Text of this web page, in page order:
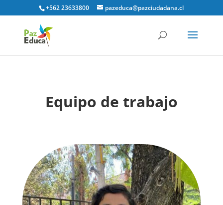
+562 23633800 pazeduca@pazciudadana.cl
Equipo de trabajo